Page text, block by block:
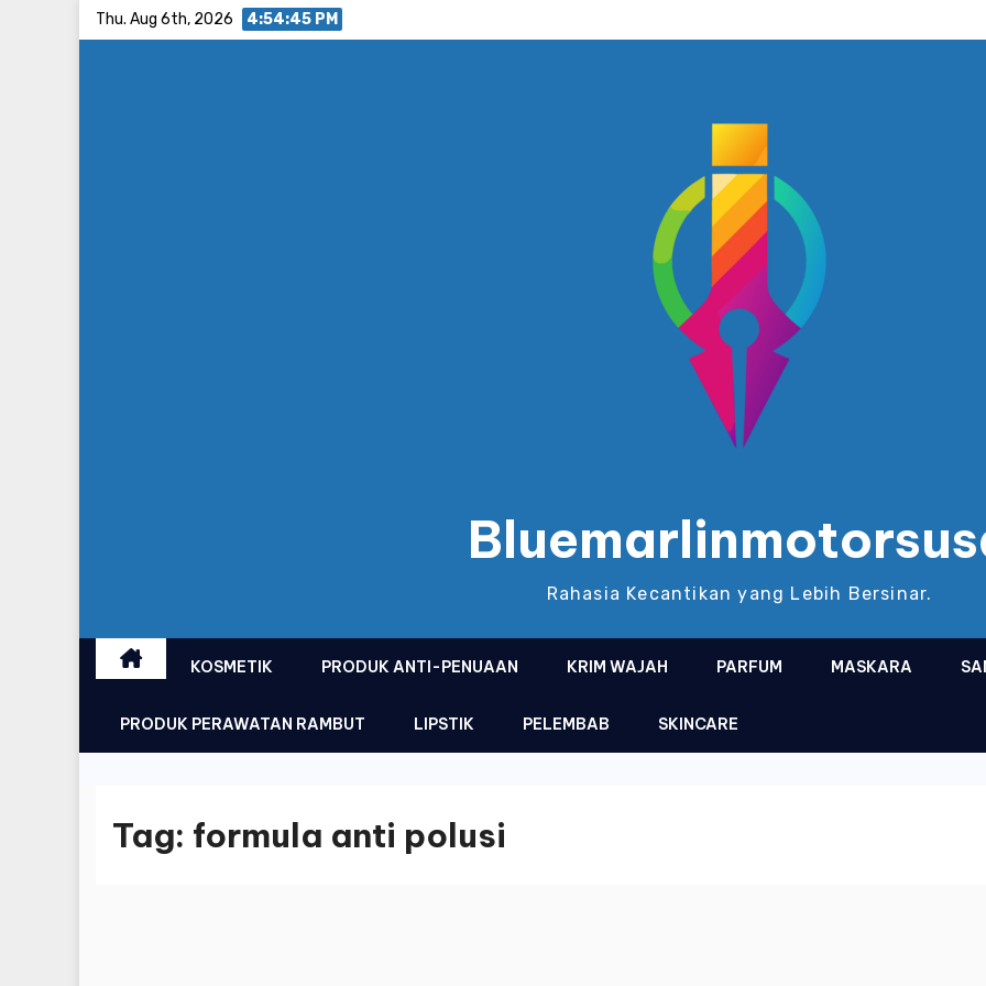
Thu. Aug 6th, 2026 4:54:45 PM
Rahasia Kecantikan yang Lebih Bersinar.
KOSMETIK PRODUK ANTI-PENUAAN KRIM WAJAH PARFUM MASKARA
PRODUK PERAWATAN RAMBUT LIPSTIK PELEMBAB SKINCARE
Tag: formula anti polusi